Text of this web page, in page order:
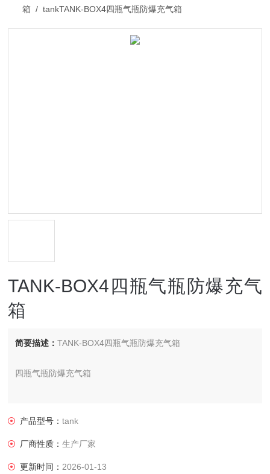
箱 / tankTANK-BOX4四瓶气瓶防爆充气箱
TANK-BOX4四瓶气瓶防爆充气
箱
简要描述：​TANK-BOX4四瓶气瓶防爆充气箱
四瓶气瓶防爆充气箱
保护你自己，你的员工和客户对气瓶爆炸的风险。
产品型号：tank
厂商性质：生产厂家
更新时间： 2026-01-13